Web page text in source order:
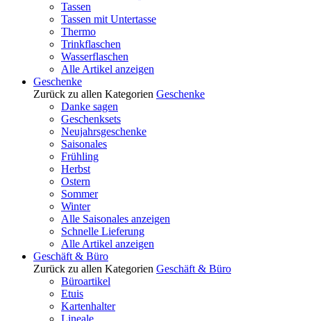
Tassen
Tassen mit Untertasse
Thermo
Trinkflaschen
Wasserflaschen
Alle Artikel anzeigen
Geschenke
Zurück zu allen Kategorien Geschenke
Danke sagen
Geschenksets
Neujahrsgeschenke
Saisonales
Frühling
Herbst
Ostern
Sommer
Winter
Alle Saisonales anzeigen
Schnelle Lieferung
Alle Artikel anzeigen
Geschäft & Büro
Zurück zu allen Kategorien Geschäft & Büro
Büroartikel
Etuis
Kartenhalter
Lineale